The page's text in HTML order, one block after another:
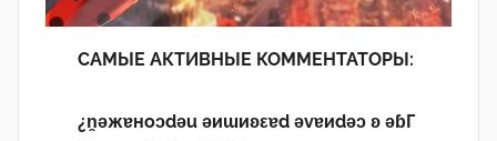
САМЫЕ АКТИВНЫЕ КОММЕНТАТОРЫ:
¿n̯ǝжɐноɔdǝu ǝиɯиʚεɐd ǝvɐиdǝɔ ʚ ǝɓГ